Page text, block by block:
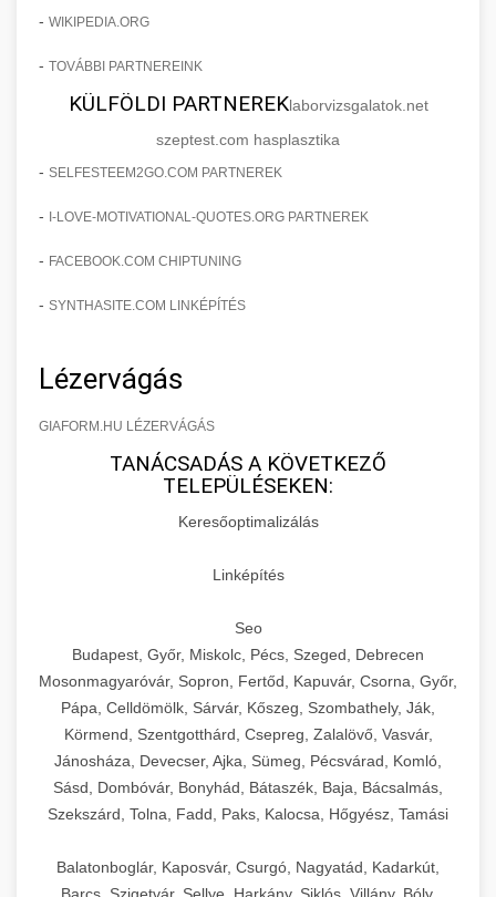
- WIKIPEDIA.ORG
- TOVÁBBI PARTNEREINK
KÜLFÖLDI PARTNEREKlaborvizsgalatok.net
szeptest.com hasplasztika
- SELFESTEEM2GO.COM PARTNEREK
- I-LOVE-MOTIVATIONAL-QUOTES.ORG PARTNEREK
- FACEBOOK.COM CHIPTUNING
- SYNTHASITE.COM LINKÉPÍTÉS
Lézervágás
GIAFORM.HU LÉZERVÁGÁS
TANÁCSADÁS A KÖVETKEZŐ
TELEPÜLÉSEKEN:
Keresőoptimalizálás
Linképítés
Seo
Budapest, Győr, Miskolc, Pécs, Szeged, Debrecen
Mosonmagyaróvár, Sopron, Fertőd, Kapuvár, Csorna, Győr,
Pápa, Celldömölk, Sárvár, Kőszeg, Szombathely, Ják,
Körmend, Szentgotthárd, Csepreg, Zalalövő, Vasvár,
Jánosháza, Devecser, Ajka, Sümeg, Pécsvárad, Komló,
Sásd, Dombóvár, Bonyhád, Bátaszék, Baja, Bácsalmás,
Szekszárd, Tolna, Fadd, Paks, Kalocsa, Hőgyész, Tamási
Balatonboglár, Kaposvár, Csurgó, Nagyatád, Kadarkút,